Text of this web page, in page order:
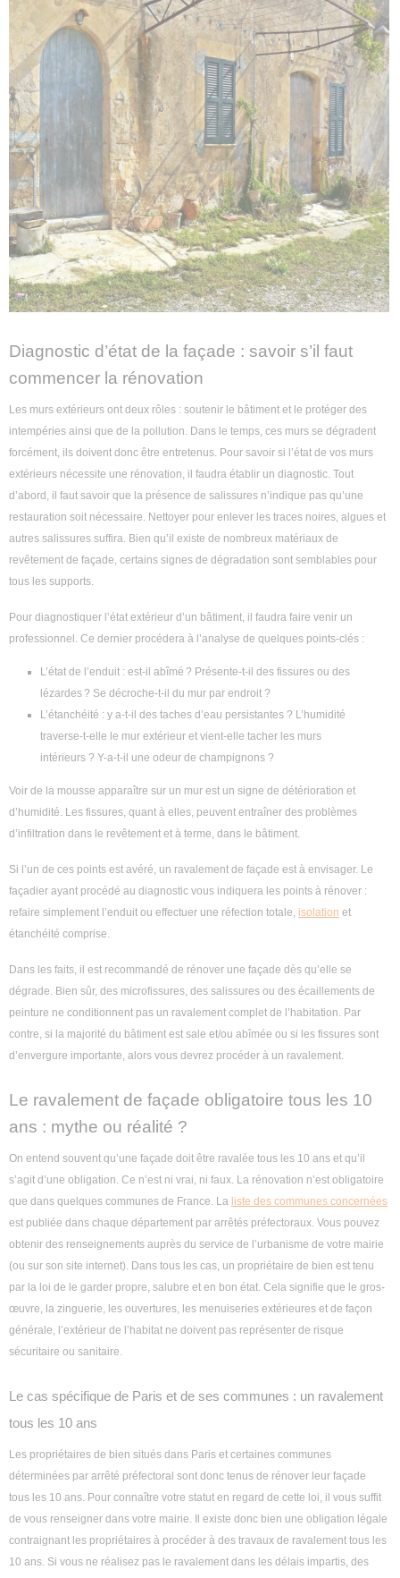
Diagnostic d’état de la façade : savoir s’il faut
commencer la rénovation
Les murs extérieurs ont deux rôles : soutenir le bâtiment et le protéger des
intempéries ainsi que de la pollution. Dans le temps, ces murs se dégradent
forcément, ils doivent donc être entretenus. Pour savoir si l’état de vos murs
extérieurs nécessite une rénovation, il faudra établir un diagnostic. Tout
d’abord, il faut savoir que la présence de salissures n’indique pas qu’une
restauration soit nécessaire. Nettoyer pour enlever les traces noires, algues et
autres salissures suffira. Bien qu’il existe de nombreux matériaux de
revêtement de façade, certains signes de dégradation sont semblables pour
tous les supports.
Pour diagnostiquer l’état extérieur d’un bâtiment, il faudra faire venir un
professionnel. Ce dernier procédera à l’analyse de quelques points-clés :
L’état de l’enduit : est-il abîmé ? Présente-t-il des fissures ou des
lézardes ? Se décroche-t-il du mur par endroit ?
L’étanchéité : y a-t-il des taches d’eau persistantes ? L’humidité
traverse-t-elle le mur extérieur et vient-elle tacher les murs
intérieurs ? Y-a-t-il une odeur de champignons ?
Voir de la mousse apparaître sur un mur est un signe de détérioration et
d’humidité. Les fissures, quant à elles, peuvent entraîner des problèmes
d’infiltration dans le revêtement et à terme, dans le bâtiment.
Si l’un de ces points est avéré, un ravalement de façade est à envisager. Le
façadier ayant procédé au diagnostic vous indiquera les points à rénover :
refaire simplement l’enduit ou effectuer une réfection totale, isolation et
étanchéité comprise.
Dans les faits, il est recommandé de rénover une façade dès qu’elle se
dégrade. Bien sûr, des microfissures, des salissures ou des écaillements de
peinture ne conditionnent pas un ravalement complet de l’habitation. Par
contre, si la majorité du bâtiment est sale et/ou abîmée ou si les fissures sont
d’envergure importante, alors vous devrez procéder à un ravalement.
Le ravalement de façade obligatoire tous les 10
ans : mythe ou réalité ?
On entend souvent qu’une façade doit être ravalée tous les 10 ans et qu’il
s’agit d’une obligation. Ce n’est ni vrai, ni faux. La rénovation n’est obligatoire
que dans quelques communes de France. La liste des communes concernées
est publiée dans chaque département par arrêtés préfectoraux. Vous pouvez
obtenir des renseignements auprès du service de l’urbanisme de votre mairie
(ou sur son site internet). Dans tous les cas, un propriétaire de bien est tenu
par la loi de le garder propre, salubre et en bon état. Cela signifie que le gros-
œuvre, la zinguerie, les ouvertures, les menuiseries extérieures et de façon
générale, l’extérieur de l’habitat ne doivent pas représenter de risque
sécuritaire ou sanitaire.
Le cas spécifique de Paris et de ses communes : un ravalement
tous les 10 ans
Les propriétaires de bien situés dans Paris et certaines communes
déterminées par arrêté préfectoral sont donc tenus de rénover leur façade
tous les 10 ans. Pour connaître votre statut en regard de cette loi, il vous suffit
de vous renseigner dans votre mairie. Il existe donc bien une obligation légale
contraignant les propriétaires à procéder à des travaux de ravalement tous les
10 ans. Si vous ne réalisez pas le ravalement dans les délais impartis, des